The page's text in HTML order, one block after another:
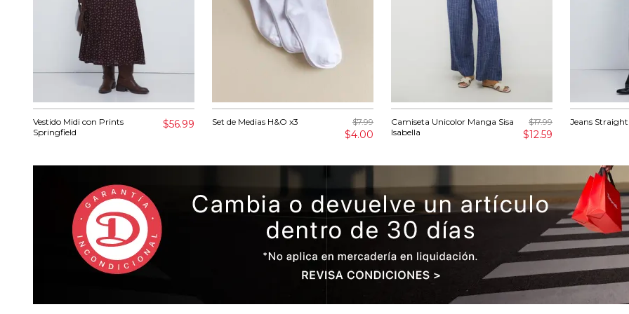
Vestido Midi con Prints
Springfield
$56.99 Set de Medias H&O x3 $7.99
$4.00
Camiseta Unicolor Manga Sisa
Isabella
$17.99
$12.59
Jeans